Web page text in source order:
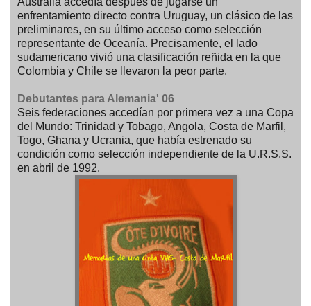
enfrentamiento directo contra Uruguay, un clásico de las
preliminares, en su último acceso como selección
representante de Oceanía. Precisamente, el lado
sudamericano vivió una clasificación reñida en la que
Colombia y Chile se llevaron la peor parte.
Debutantes para Alemania' 06
Seis federaciones accedían por primera vez a una Copa
del Mundo: Trinidad y Tobago, Angola, Costa de Marfil,
Togo, Ghana y Ucrania, que había estrenado su
condición como selección independiente de la U.R.S.S.
en abril de 1992.